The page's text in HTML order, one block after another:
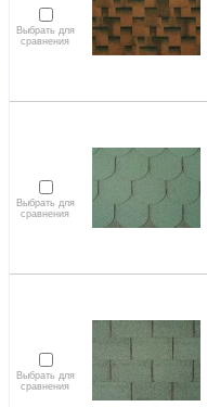
Выбрать для
сравнения
Выбрать для
сравнения
Выбрать для
сравнения